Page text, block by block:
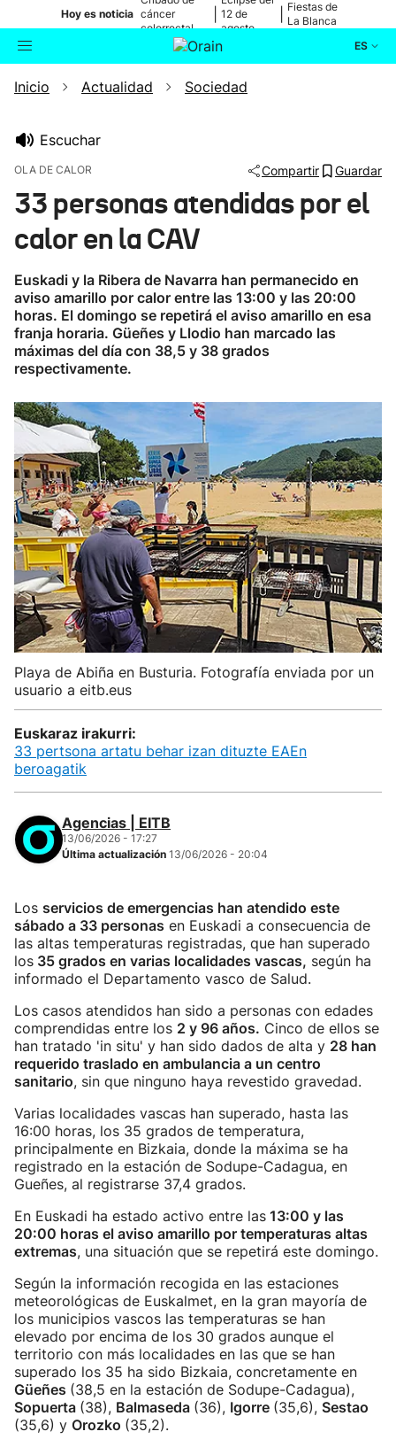
Hoy es noticia cáncer
colorrectal
12 de
agosto
Fiestas de
La Blanca
ES
Buscador Actualidad
Ikusmiran
Eguraldia
Inicio Actualidad Sociedad
Escuchar
OLA DE CALOR Compartir Guardar
33 personas atendidas por el
calor en la CAV
Euskadi y la Ribera de Navarra han permanecido en
aviso amarillo por calor entre las 13:00 y las 20:00
horas. El domingo se repetirá el aviso amarillo en esa
franja horaria. Güeñes y Llodio han marcado las
máximas del día con 38,5 y 38 grados
respectivamente.
Playa de Abiña en Busturia. Fotografía enviada por un
usuario a eitb.eus
Euskaraz irakurri:
33 pertsona artatu behar izan dituzte EAEn
beroagatik
Agencias | EITB
13/06/2026 - 17:27
Última actualización 13/06/2026 - 20:04
Los servicios de emergencias han atendido este
sábado a 33 personas en Euskadi a consecuencia de
las altas temperaturas registradas, que han superado
los 35 grados en varias localidades vascas, según ha
informado el Departamento vasco de Salud.
Los casos atendidos han sido a personas con edades
comprendidas entre los 2 y 96 años. Cinco de ellos se
han tratado 'in situ' y han sido dados de alta y 28 han
requerido traslado en ambulancia a un centro
sanitario, sin que ninguno haya revestido gravedad.
Varias localidades vascas han superado, hasta las
16:00 horas, los 35 grados de temperatura,
principalmente en Bizkaia, donde la máxima se ha
registrado en la estación de Sodupe-Cadagua, en
Gueñes, al registrarse 37,4 grados.
En Euskadi ha estado activo entre las 13:00 y las
20:00 horas el aviso amarillo por temperaturas altas
extremas, una situación que se repetirá este domingo.
Según la información recogida en las estaciones
meteorológicas de Euskalmet, en la gran mayoría de
los municipios vascos las temperaturas se han
elevado por encima de los 30 grados aunque el
territorio con más localidades en las que se han
superado los 35 ha sido Bizkaia, concretamente en
Güeñes (38,5 en la estación de Sodupe-Cadagua),
Sopuerta (38), Balmaseda (36), Igorre (35,6), Sestao
(35,6) y Orozko (35,2).